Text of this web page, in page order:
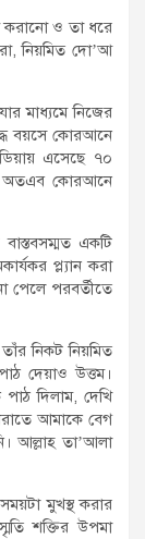
করানো ও তা ধরে
নিয়মিত দো’আ
মাধ্যমে নিজের
বয়সে কোরআনে
এসেছে ৭০
অতএব কোরআনে
একটি
প্ল্যান করা
পেলে পরবর্তীতে
নিকট নিয়মিত
দেয়াও উত্তম।
দিলাম, দেখি
আমাকে বেগ
আল্লাহ তা’আলা
মুখস্থ করার
শক্তির উপমা